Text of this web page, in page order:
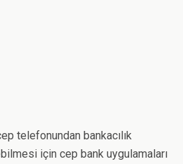
telefonundan bankacılık
için cep bank uygulamaları